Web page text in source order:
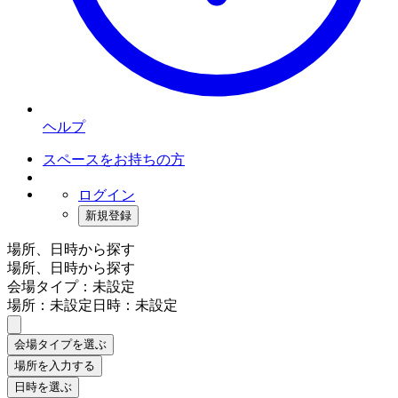
ヘルプ
スペースをお持ちの方
ログイン
新規登録
場所、日時から探す
場所、日時から探す
会場タイプ：未設定
場所：未設定日時：未設定
会場タイプを選ぶ
場所を入力する
日時を選ぶ